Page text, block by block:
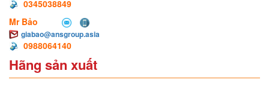
0345038849
Mr Bảo
giabao@ansgroup.asia
0988064140
Hãng sản xuất